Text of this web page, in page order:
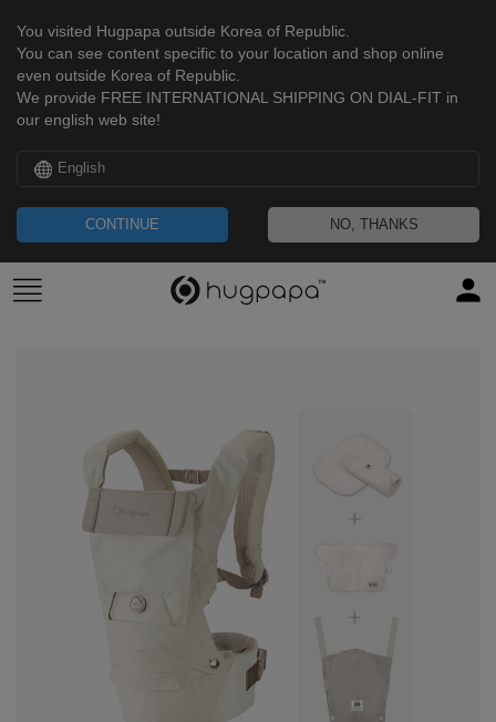
You visited Hugpapa outside Korea of Republic.
You can see content specific to your location and shop online
even outside Korea of Republic.
We provide FREE INTERNATIONAL SHIPPING ON DIAL-FIT in
our english web site!
English
CONTINUE NO, THANKS